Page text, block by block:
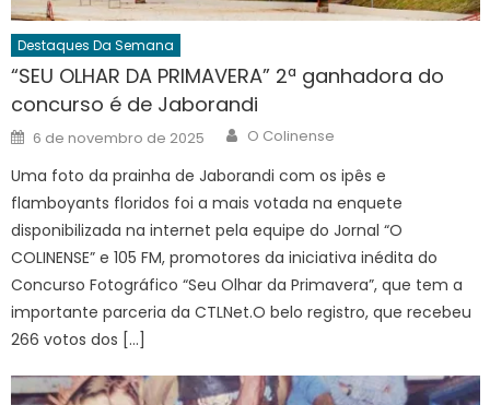
Destaques Da Semana
“SEU OLHAR DA PRIMAVERA” 2ª ganhadora do
concurso é de Jaborandi
Posted
on
6 de novembro de 2025 Author
O Colinense
Uma foto da prainha de Jaborandi com os ipês e
flamboyants floridos foi a mais votada na enquete
disponibilizada na internet pela equipe do Jornal “O
COLINENSE” e 105 FM, promotores da iniciativa inédita do
Concurso Fotográfico “Seu Olhar da Primavera”, que tem a
importante parceria da CTLNet.O belo registro, que recebeu
266 votos dos […]